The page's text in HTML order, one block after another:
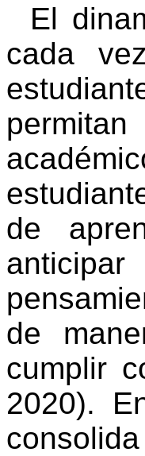
El
cada
de
de
cumplir
2020).